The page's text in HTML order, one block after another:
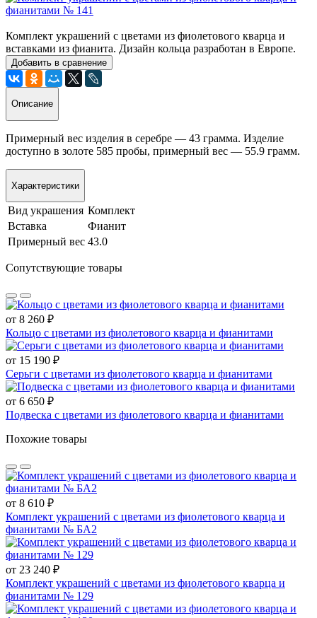
Комплект украшений с цветами из фиолетового кварца и
вставками из фианита. Дизайн кольца разработан в Европе.
Добавить в сравнение
Описание
Примерный вес изделия в серебре — 43 грамма. Изделие
доступно в золоте 585 пробы, примерный вес — 55.9 грамм.
Характеристики
Вид украшения Комплект
Вставка
Фианит
Примерный вес 43.0
Сопутствующие товары
от 8 260 ₽
Кольцо с цветами из фиолетового кварца и фианитами
от 15 190 ₽
Серьги с цветами из фиолетового кварца и фианитами
от 6 650 ₽
Подвеска с цветами из фиолетового кварца и фианитами
Похожие товары
от 8 610 ₽
Комплект украшений с цветами из фиолетового кварца и
фианитами № БА2
от 23 240 ₽
Комплект украшений с цветами из фиолетового кварца и
фианитами № 129